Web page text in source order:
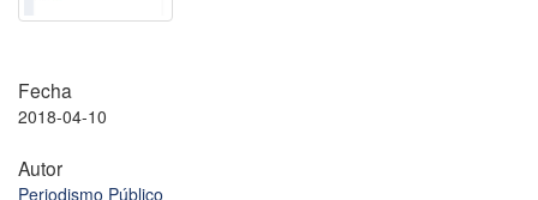
Fecha
2018-04-10
Autor
Periodismo Público